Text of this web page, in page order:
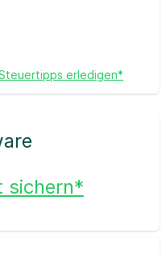
erledigen*
sichern*